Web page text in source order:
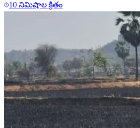
10 నిమిషాల క్రితం